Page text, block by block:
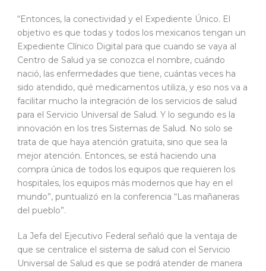
“Entonces, la conectividad y el Expediente Único. El
objetivo es que todas y todos los mexicanos tengan un
Expediente Clínico Digital para que cuando se vaya al
Centro de Salud ya se conozca el nombre, cuándo
nació, las enfermedades que tiene, cuántas veces ha
sido atendido, qué medicamentos utiliza, y eso nos va a
facilitar mucho la integración de los servicios de salud
para el Servicio Universal de Salud. Y lo segundo es la
innovación en los tres Sistemas de Salud. No solo se
trata de que haya atención gratuita, sino que sea la
mejor atención. Entonces, se está haciendo una
compra única de todos los equipos que requieren los
hospitales, los equipos más modernos que hay en el
mundo”, puntualizó en la conferencia “Las mañaneras
del pueblo”.
La Jefa del Ejecutivo Federal señaló que la ventaja de
que se centralice el sistema de salud con el Servicio
Universal de Salud es que se podrá atender de manera